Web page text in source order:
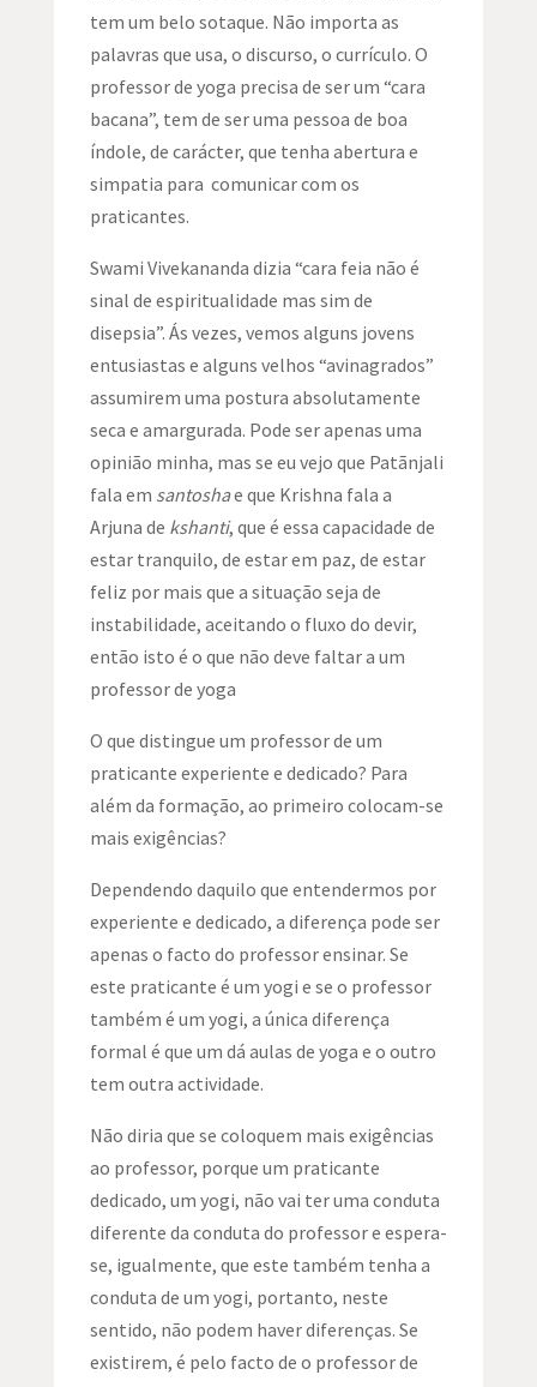
tem um belo sotaque. Não importa as
palavras que usa, o discurso, o currículo. O
professor de yoga precisa de ser um “cara
bacana”, tem de ser uma pessoa de boa
índole, de carácter, que tenha abertura e
simpatia para comunicar com os
praticantes.
Swami Vivekananda dizia “cara feia não é
sinal de espiritualidade mas sim de
disepsia”. Ás vezes, vemos alguns jovens
entusiastas e alguns velhos “avinagrados”
assumirem uma postura absolutamente
seca e amargurada. Pode ser apenas uma
opinião minha, mas se eu vejo que Patãnjali
fala em santoshae que Krishna fala a
Arjuna de kshanti, que é essa capacidade de
estar tranquilo, de estar em paz, de estar
feliz por mais que a situação seja de
instabilidade, aceitando o fluxo do devir,
então isto é o que não deve faltar a um
professor de yoga
O que distingue um professor de um
praticante experiente e dedicado? Para
além da formação, ao primeiro colocam-se
mais exigências?
Dependendo daquilo que entendermos por
experiente e dedicado, a diferença pode ser
apenas o facto do professor ensinar. Se
este praticante é um yogi e se o professor
também é um yogi, a única diferença
formal é que um dá aulas de yoga e o outro
tem outra actividade.
Não diria que se coloquem mais exigências
ao professor, porque um praticante
dedicado, um yogi, não vai ter uma conduta
diferente da conduta do professor e espera-
se, igualmente, que este também tenha a
conduta de um yogi, portanto, neste
sentido, não podem haver diferenças. Se
existirem, é pelo facto de o professor de